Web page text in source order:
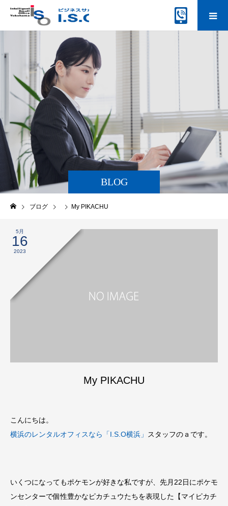
BLOG
ブログ My PIKACHU
5月
16
2023
My PIKACHU
こんにちは。
横浜のレンタルオフィスなら「I.S.O横浜」 スタッフのａです。
いくつになってもポケモンが好きな私ですが、先月22日にポケモ
ンセンターで個性豊かなピカチュウたちを表現した【マイピカチ